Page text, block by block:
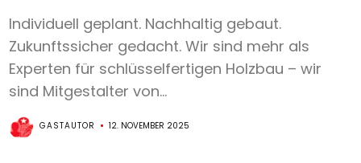
Individuell geplant. Nachhaltig gebaut.
Zukunftssicher gedacht. Wir sind mehr als
Experten für schlüsselfertigen Holzbau – wir
sind Mitgestalter von...
GASTAUTOR 12. NOVEMBER 2025